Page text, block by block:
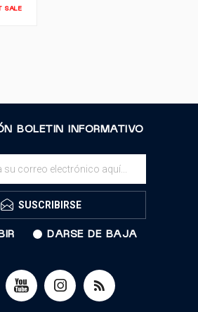
SALE
BOLETIN INFORMATIVO
SUSCRIBIRSE
DARSE DE BAJA